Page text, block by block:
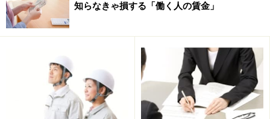
労士業務を追求するだけで精一杯なので、もし他の資格
を持っていたとしても、その資格を活かすために割く時
このように、ダブルライセンスは有効な武器となり得る
ものですが、複数の資格を上手に使いこなしている人は
少ないことから、苦労してまで敢えてダブルライセンス
知らなきゃ損する「働く人の賃金」